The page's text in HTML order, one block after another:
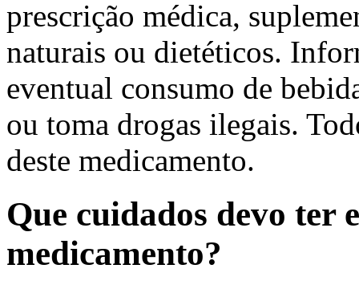
prescrição médica,
naturais ou dietéticos.
eventual consumo de
ou toma drogas ilegais.
deste medicamento.
Que cuidados devo ter
medicamento?